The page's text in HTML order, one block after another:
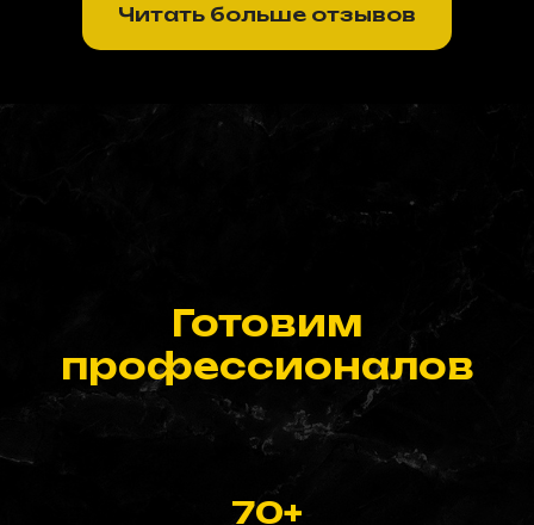
Ученик ШП занял 1-ое место в проф. конкурсе
Читать больше отзывов
Готовим
профессионалов
70+